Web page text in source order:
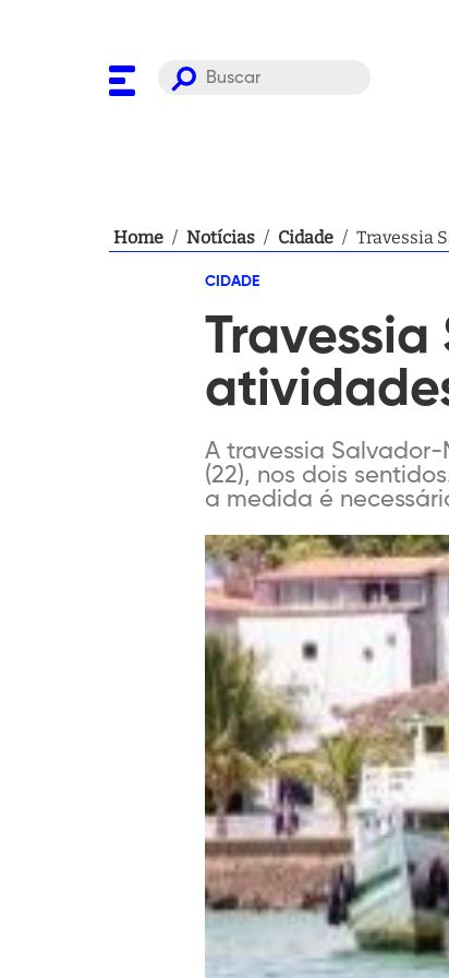
Home / Notícias / Cidade / Travessia
CIDADE
A travessia
(22), nos dois
a medida é